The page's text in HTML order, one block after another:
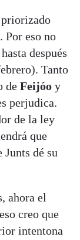
priorizado
Por eso no
después
Tanto
de Feijóo y
perjudica.
de la ley
que
Junts dé su
ahora el
creo que
intentona